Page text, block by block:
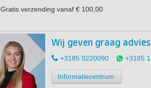
Gratis verzending vanaf € 100,00
Wij geven graag
+3185 0220090 +3185
Informatiecentrum